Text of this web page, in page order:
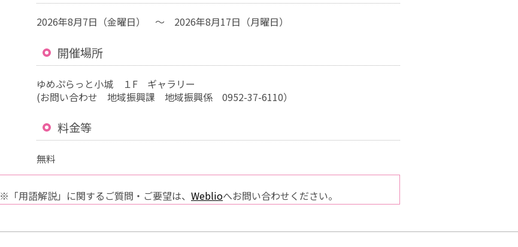
2026年8月7日（金曜日） ～ 2026年8月17日（月曜日）
開催場所
ゆめぷらっと小城 １F ギャラリー
(お問い合わせ 地域振興課 地域振興係 0952-37-6110）
料金等
無料
※「用語解説」に関するご質問・ご要望は、 Weblioへお問い合わせください。